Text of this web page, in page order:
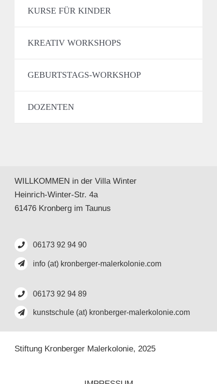
KURSE FÜR KINDER
KREATIV WORKSHOPS
GEBURTSTAGS-WORKSHOP
DOZENTEN
WILLKOMMEN in der Villa Winter
Heinrich-Winter-Str. 4a
61476 Kronberg im Taunus
06173 92 94 90
info (at) kronberger-malerkolonie.com
06173 92 94 89
kunstschule (at) kronberger-malerkolonie.com
Stiftung Kronberger Malerkolonie, 2025